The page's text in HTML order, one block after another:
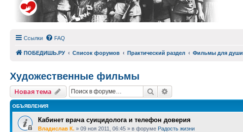
Ссылки FAQ
ПОБЕДИШЬ.РУ Список форумов Практический раздел Фильмы для души
Художественные фильмы
Новая тема Поиск
ОБЪЯВЛЕНИЯ
Кабинет врача суицидолога и телефон доверия
Владислав К. » 09 ноя 2011, 06:45 » в форуме Радость жизни